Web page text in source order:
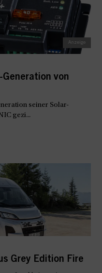
von
seiner Solar-
gezi...
Grey Edition Fire